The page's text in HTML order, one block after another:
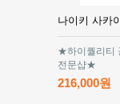
나이키 사카
★하이퀄리티
전문샵★
216,000원